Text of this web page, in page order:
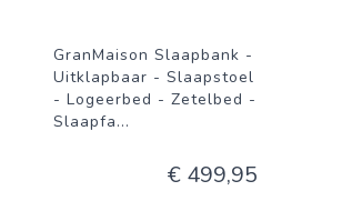
GranMaison Slaapbank -
Uitklapbaar - Slaapstoel
- Logeerbed - Zetelbed -
Slaapfa...
€ 499,95